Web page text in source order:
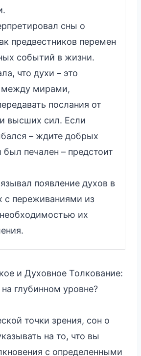
сны о
предвестников перемен
событий в жизни.
что духи – это
между мирами,
послания от
высших сил. Если
– ждите добрых
был печален – предстоит
появление духов в
с переживаниями из
их
и Духовное Толкование:
на глубинном уровне?
точки зрения, сон о
на то, что вы
с определенными